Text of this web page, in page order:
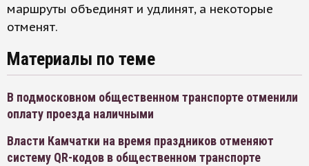
маршруты объединят и удлинят, а некоторые
отменят.
Материалы по теме
В подмосковном общественном транспорте отменили
оплату проезда наличными
Власти Камчатки на время праздников отменяют
систему QR-кодов в общественном транспорте